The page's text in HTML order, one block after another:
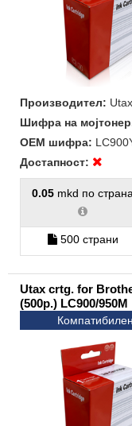
Производител: Utax
Шифра на
ОЕМ шифра:
Достапност:
0.05 mkd по страна
500 страни
Utax crtg. for
(500p.) LC900/950M
Компатибилен